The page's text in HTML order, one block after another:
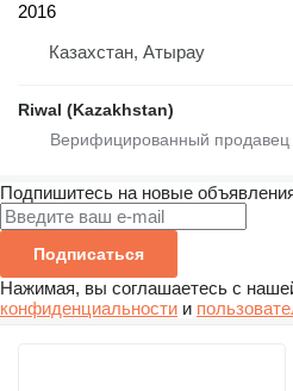
2016
Казахстан, Атырау
Riwal (Kazakhstan)
Подпишитесь на новые
Подписаться
Нажимая, вы соглашаетесь с
конфиденциальности и